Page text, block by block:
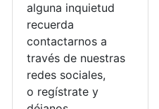
alguna inquietud
recuerda
contactarnos a
través de nuestras
redes sociales,
o regístrate y